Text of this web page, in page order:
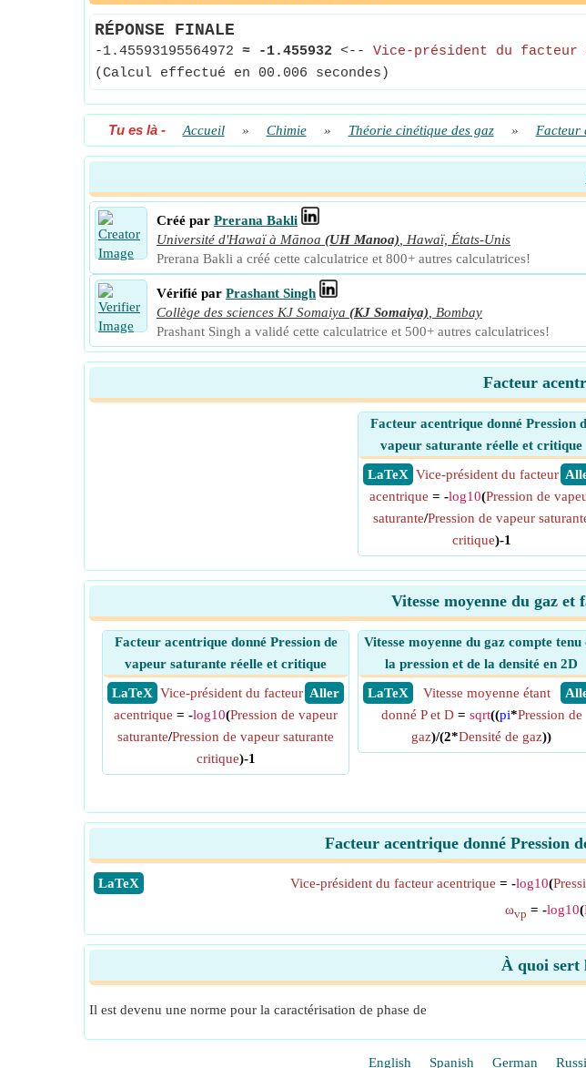
RÉPONSE FINALE
-1.45593195564972 ≈ -1.455932 <-- Vice-président du facteur
(Calcul effectué en 00.006 secondes)
Tu es là- Accueil » Chimie » Théorie cinétique des gaz » Facteur
Créé par Prerana Bakli
Université d'Hawaï à Mānoa (UH Manoa)
Hawaï, États-Unis
Prerana Bakli a créé cette calculatrice et 800+ autres calculatrices!
Vérifié par Prashant Singh
Collège des sciences KJ Somaiya (KJ Somaiya)
Bombay
Prashant Singh a validé cette calculatrice et 500+ autres calculatrices!
Facteur
Facteur acentrique donné Pression
vapeur saturante réelle et critique
​ LaTeX Vice-président du facteur
acentrique = -log10(Pression de
saturante/Pression de vapeur
critique)-1
Vitesse moyenne du gaz
Facteur acentrique donné Pression de
vapeur saturante réelle et critique
​ LaTeX
​ Aller
Vice-président du facteur
acentrique = -log10(Pression de vapeur
saturante/Pression de vapeur saturante
critique)-1
Vitesse moyenne du gaz compte tenu
la pression et de la densité en 2D
​ LaTeX
Vitesse moyenne étant
donné P et D= sqrt((pi*Pression de
gaz)/(2*Densité de gaz))
Facteur acentrique donné Pression
​LaTeX Vice-président du facteur acentrique = -log10(
ωvp = -log10(
À quoi sert
Il est devenu une norme pour la caractérisation de phase de
English Spanish German